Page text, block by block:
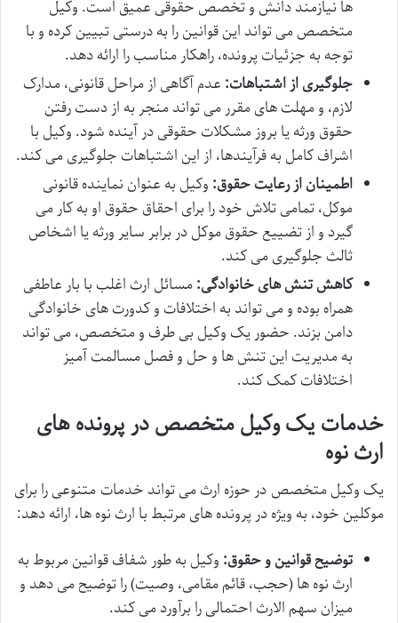
ها نیازمند دانش و تخصص حقوقی عمیق است. وکیل
متخصص می تواند این قوانین را به درستی تبیین کرده و با
توجه به جزئیات پرونده، راهکار مناسب را ارائه دهد.
جلوگیری از اشتباهات: عدم آگاهی از مراحل قانونی، مدارک
لازم، و مهلت های مقرر می تواند منجر به از دست رفتن
حقوق ورثه یا بروز مشکلات حقوقی در آینده شود. وکیل با
اشراف کامل به فرآیندها، از این اشتباهات جلوگیری می کند.
اطمینان از رعایت حقوق: وکیل به عنوان نماینده قانونی
موکل، تمامی تلاش خود را برای احقاق حقوق او به کار می
گیرد و از تضییع حقوق موکل در برابر سایر ورثه یا اشخاص
ثالث جلوگیری می کند.
کاهش تنش های خانوادگی:مسائل ارث اغلب با بار عاطفی
همراه بوده و می تواند به اختلافات و کدورت های خانوادگی
دامن بزند. حضور یک وکیل بی طرف و متخصص، می تواند
به مدیریت این تنش ها و حل و فصل مسالمت آمیز
اختلافات کمک کند.
خدمات یک وکیل متخصص در پرونده های
ارث نوه
یک وکیل متخصص در حوزه ارث می تواند خدمات متنوعی را برای
موکلین خود، به ویژه در پرونده های مرتبط با ارث نوه ها، ارائه دهد:
توضیح قوانین و حقوق: وکیل به طور شفاف قوانین مربوط به
ارث نوه ها (حجب، قائم مقامی، وصیت) را توضیح می دهد و
میزان سهم الارث احتمالی را برآورد می کند.